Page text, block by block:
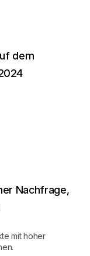
dem
Nachfrage,
mit hoher